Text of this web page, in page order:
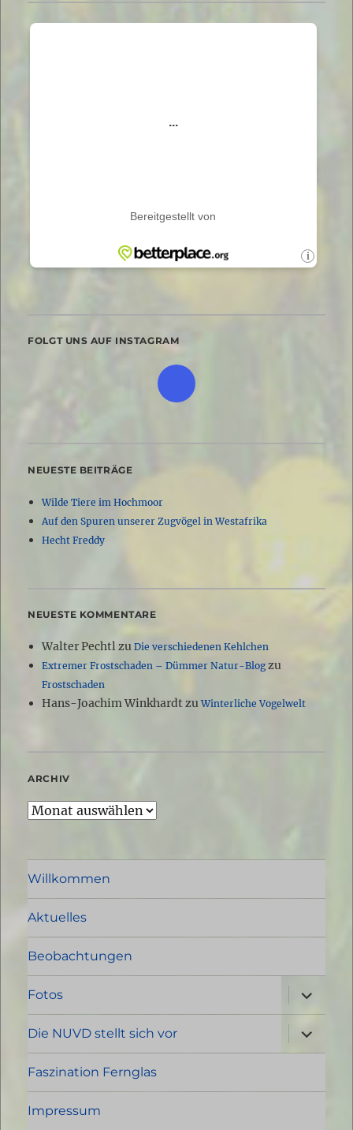
FOLGT UNS AUF INSTAGRAM
NEUESTE BEITRÄGE
Wilde Tiere im Hochmoor
Auf den Spuren unserer Zugvögel in Westafrika
Hecht Freddy
NEUESTE KOMMENTARE
Walter Pechtlzu Die verschiedenen Kehlchen
Extremer Frostschaden – Dümmer Natur-Blogzu
Frostschaden
Hans-Joachim WinkhardtzuWinterliche Vogelwelt
ARCHIV
Archiv
Willkommen
Aktuelles
Beobachtungen
Fotos
öffnen
Die NUVD stellt sich vor
öffnen
Faszination Fernglas
Impressum